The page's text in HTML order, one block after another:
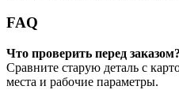
FAQ
Что проверить перед заказом?
Сравните старую деталь с
места и рабочие параметры.